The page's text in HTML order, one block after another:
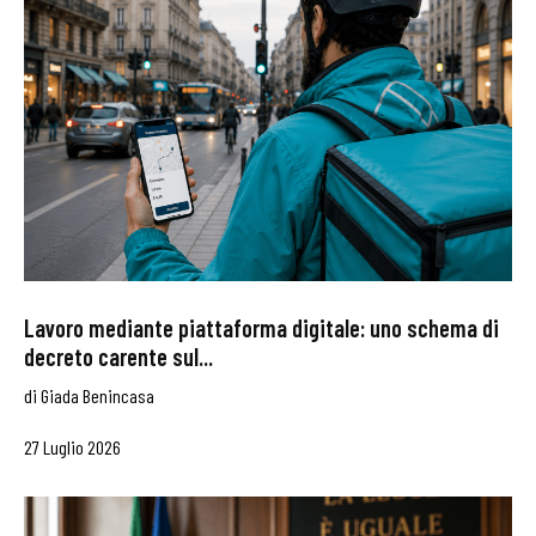
Lavoro mediante piattaforma digitale: uno schema di
decreto carente sul...
di Giada Benincasa
27 Luglio 2026